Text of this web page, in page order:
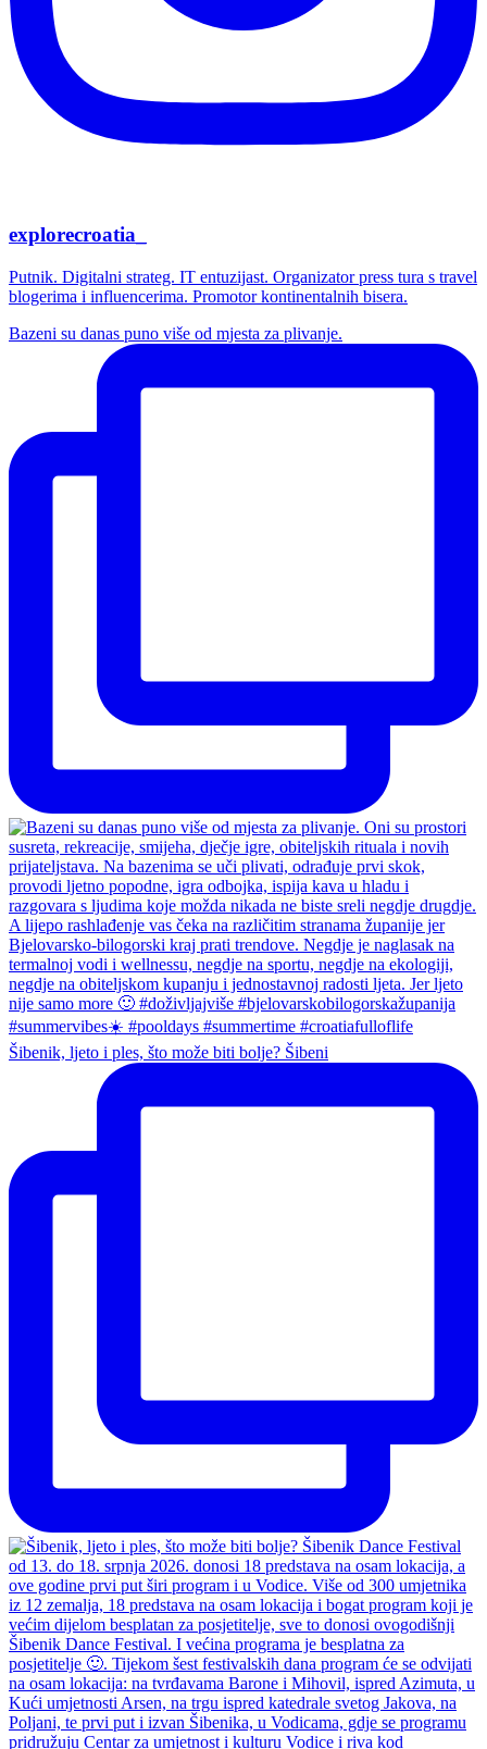
explorecroatia_
Putnik. Digitalni strateg. IT entuzijast. Organizator press tura s travel
blogerima i influencerima. Promotor kontinentalnih bisera.
Bazeni su danas puno više od mjesta za plivanje.
Šibenik, ljeto i ples, što može biti bolje? Šibeni